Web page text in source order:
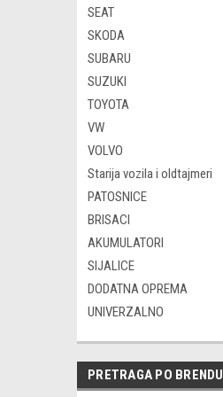
SEAT
SKODA
SUBARU
SUZUKI
TOYOTA
VW
VOLVO
Starija vozila i oldtajmeri
PATOSNICE
BRISACI
AKUMULATORI
SIJALICE
DODATNA OPREMA
UNIVERZALNO
PRETRAGA PO BRENDU